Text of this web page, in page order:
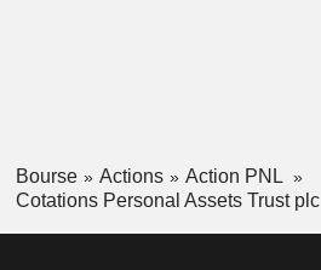
Bourse Actions
Action PNL
Cotations Personal Assets Trust plc